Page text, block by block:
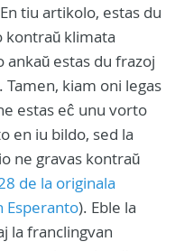
tiu artikolo, estas du
kontraŭ klimata
ankaŭ estas du frazoj
kiam oni legas
estas eĉ unu vorto
en iu bildo, sed la
ne gravas kontraŭ
de la originala
Esperanto). Eble la
la franclingvan